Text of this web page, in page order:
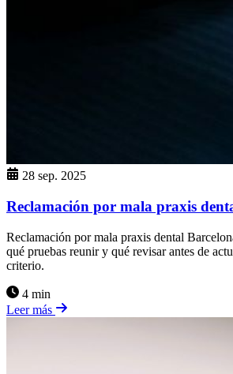
28 sep. 2025
Reclamación por mala praxis
Reclamación por mala praxis dental
qué pruebas reunir y qué revisar antes de
criterio.
4 min
Leer más